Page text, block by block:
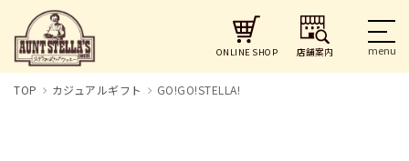
ONLINE SHOP 店舗案内
TOP カジュアルギフト GO!GO!STELLA!